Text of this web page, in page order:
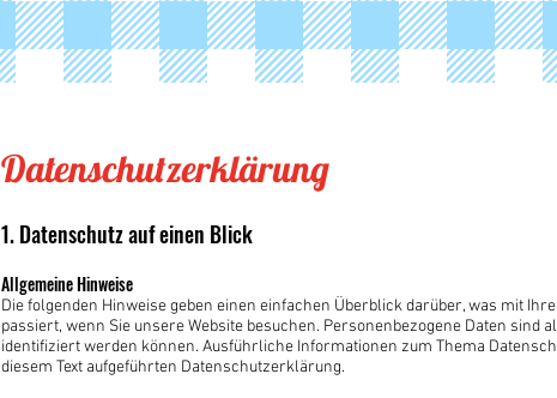
Datenschutzerklärung
1. Datenschutz auf einen Blick
Allgemeine Hinweise
Die folgenden Hinweise geben einen einfachen Überblick darüber, was mit
passiert, wenn Sie unsere Website besuchen. Personenbezogene Daten sind
identifiziert werden können. Ausführliche Informationen zum Thema
diesem Text aufgeführten Datenschutzerklärung.